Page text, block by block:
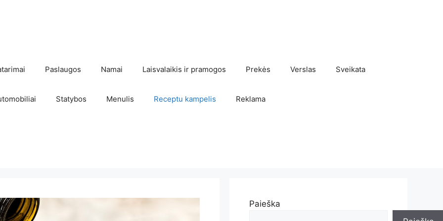
Paslaugos Namai Laisvalaikis ir pramogos Prekės Verslas Sveikata
Statybos Menulis Receptu kampelis Reklama
Paieška